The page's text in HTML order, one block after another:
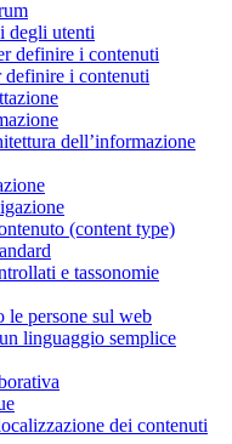
degli utenti
definire i contenuti
definire i contenuti
dell’informazione
(content type)
e tassonomie
le persone sul web
linguaggio semplice
dei contenuti